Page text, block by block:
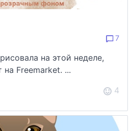
7
на этой неделе,
на Freemarket. ...
4